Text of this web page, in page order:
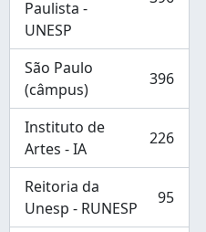
Paulista -
UNESP
, 396 results
São Paulo
(câmpus)
, 396 results 396
Instituto de
Artes - IA
, 226 results 226
Reitoria da
Unesp - RUNESP
, 95 results 95